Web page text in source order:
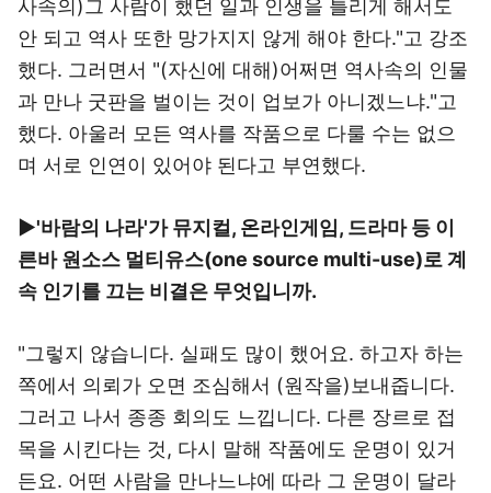
사속의)그 사람이 했던 일과 인생을 틀리게 해서도
안 되고 역사 또한 망가지지 않게 해야 한다."고 강조
했다. 그러면서 "(자신에 대해)어쩌면 역사속의 인물
과 만나 굿판을 벌이는 것이 업보가 아니겠느냐."고
했다. 아울러 모든 역사를 작품으로 다룰 수는 없으
며 서로 인연이 있어야 된다고 부연했다.
▶'바람의 나라'가 뮤지컬, 온라인게임, 드라마 등 이
른바 원소스 멀티유스(one source multi-use)로 계
속 인기를 끄는 비결은 무엇입니까.
"그렇지 않습니다. 실패도 많이 했어요. 하고자 하는
쪽에서 의뢰가 오면 조심해서 (원작을)보내줍니다.
그러고 나서 종종 회의도 느낍니다. 다른 장르로 접
목을 시킨다는 것, 다시 말해 작품에도 운명이 있거
든요. 어떤 사람을 만나느냐에 따라 그 운명이 달라